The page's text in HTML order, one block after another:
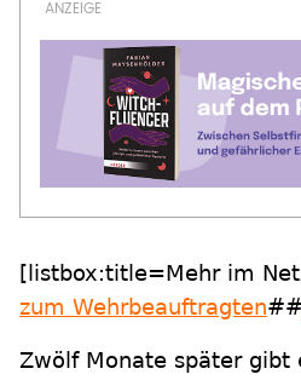
[listbox:title=Mehr im
zum Wehrbeauftragten##
Zwölf Monate später gibt